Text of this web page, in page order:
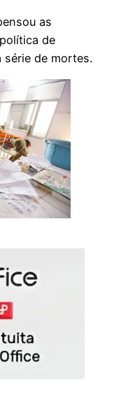
as
de
série de mortes.